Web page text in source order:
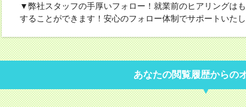
▼弊社スタッフの手厚いフォロー！就業前のヒアリングは
することができます！安心のフォロー体制でサポートいたし
あなたの閲覧履歴からの